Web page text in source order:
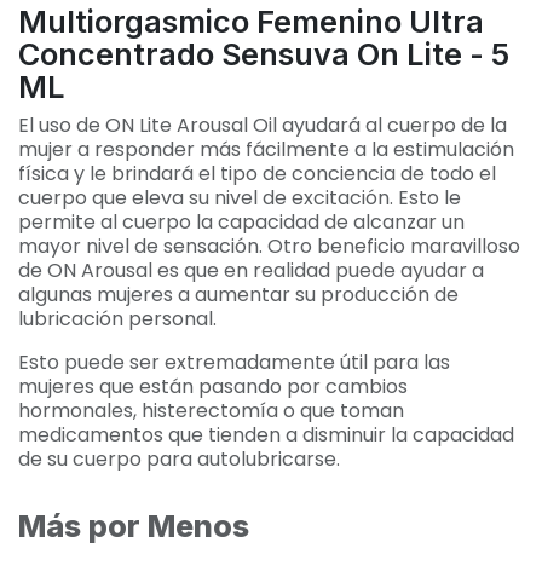
Multiorgasmico Femenino Ultra
Concentrado Sensuva On Lite - 5
ML
El uso de ON Lite Arousal Oil ayudará al cuerpo de la
mujer a responder más fácilmente a la estimulación
física y le brindará el tipo de conciencia de todo el
cuerpo que eleva su nivel de excitación. Esto le
permite al cuerpo la capacidad de alcanzar un
mayor nivel de sensación. Otro beneficio maravilloso
de ON Arousal es que en realidad puede ayudar a
algunas mujeres a aumentar su producción de
lubricación personal.
Esto puede ser extremadamente útil para las
mujeres que están pasando por cambios
hormonales, histerectomía o que toman
medicamentos que tienden a disminuir la capacidad
de su cuerpo para autolubricarse.
Más por Menos